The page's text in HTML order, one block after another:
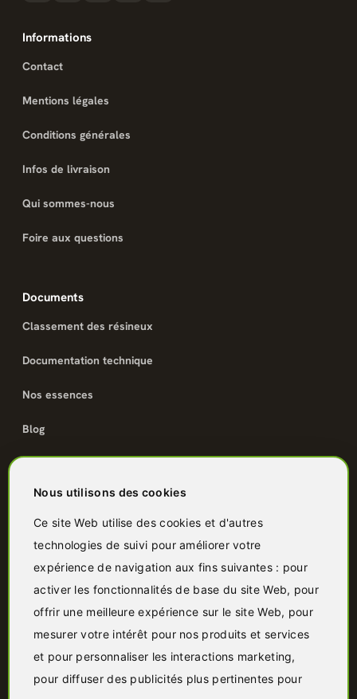
Nous utilisons des cookies
Ce site Web utilise des cookies et d'autres
technologies de suivi pour améliorer votre
expérience de navigation aux fins suivantes : pour
activer les fonctionnalités de base du site Web, pour
offrir une meilleure expérience sur le site Web, pour
mesurer votre intérêt pour nos produits et services
et pour personnaliser les interactions marketing,
pour diffuser des publicités plus pertinentes pour
Informations
Contact
Mentions légales
Conditions générales
Infos de livraison
Qui sommes-nous
Foire aux questions
Documents
Classement des résineux
Documentation technique
Nos essences
Blog
Catalogue
Terrasse bois
Bardage bois
Charpente & ossature
Quincaillerie
Panneaux & isolants
Granulés & bûches